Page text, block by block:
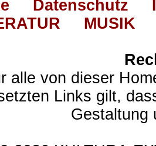
Datenschutz
MUSIK
alle von dieser
Links gilt,
Gestaltung